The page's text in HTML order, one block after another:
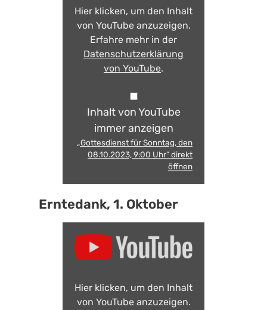
Hier klicken, um den Inhalt
von YouTube anzuzeigen.
Erfahre mehr in der
Datenschutzerklärung
von YouTube.
Inhalt von YouTube
immer anzeigen
„Gottesdienst für Sonntag, den
08.10.2023, 9:00 Uhr“ direkt
öffnen
Erntedank, 1. Oktober
Hier klicken, um den Inhalt
von YouTube anzuzeigen.